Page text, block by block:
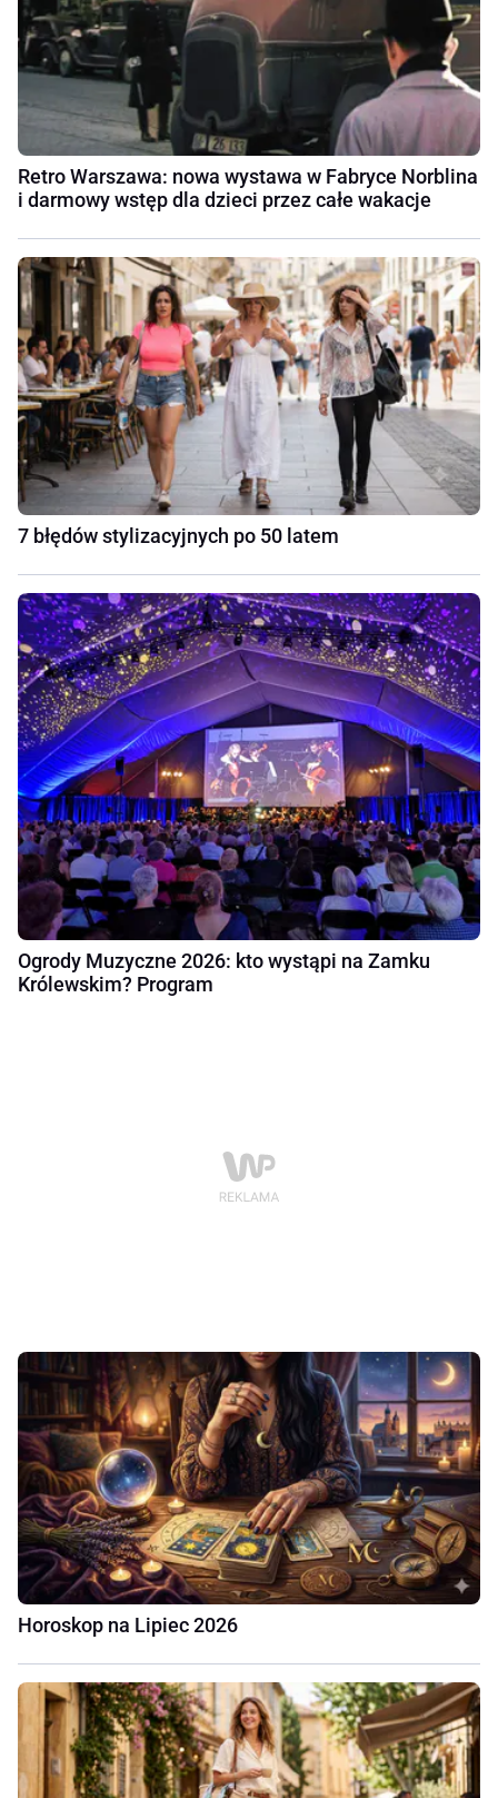
Retro Warszawa: nowa wystawa w Fabryce Norblina
i darmowy wstęp dla dzieci przez całe wakacje
7 błędów stylizacyjnych po 50 latem
Ogrody Muzyczne 2026: kto wystąpi na Zamku
Królewskim? Program
Horoskop na Lipiec 2026